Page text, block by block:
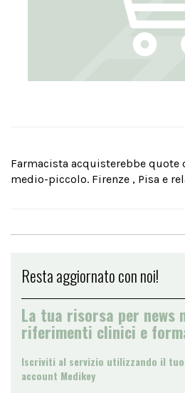
Farmacista acquisterebbe quote
medio-piccolo. Firenze , Pisa e
Resta aggiornato con noi!
La tua risorsa per news
riferimenti clinici e
Iscriviti al servizio utilizzando il tuo
account Medikey